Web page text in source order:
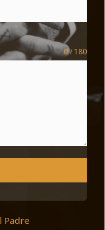
0 / 180